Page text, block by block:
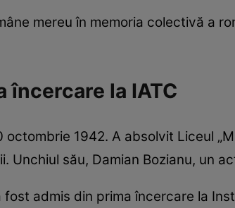
mereu în memoria colectivă a
încercare la IATC
1942. A absolvit Liceul
Unchiul său, Damian Bozianu, un
admis din prima încercare la